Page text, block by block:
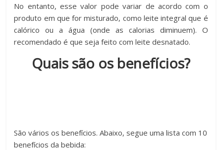
No entanto, esse valor pode variar de acordo com o
produto em que for misturado, como leite integral que é
calórico ou a água (onde as calorias diminuem). O
recomendado é que seja feito com leite desnatado.
Quais são os benefícios?
São vários os benefícios. Abaixo, segue uma lista com 10
benefícios da bebida: